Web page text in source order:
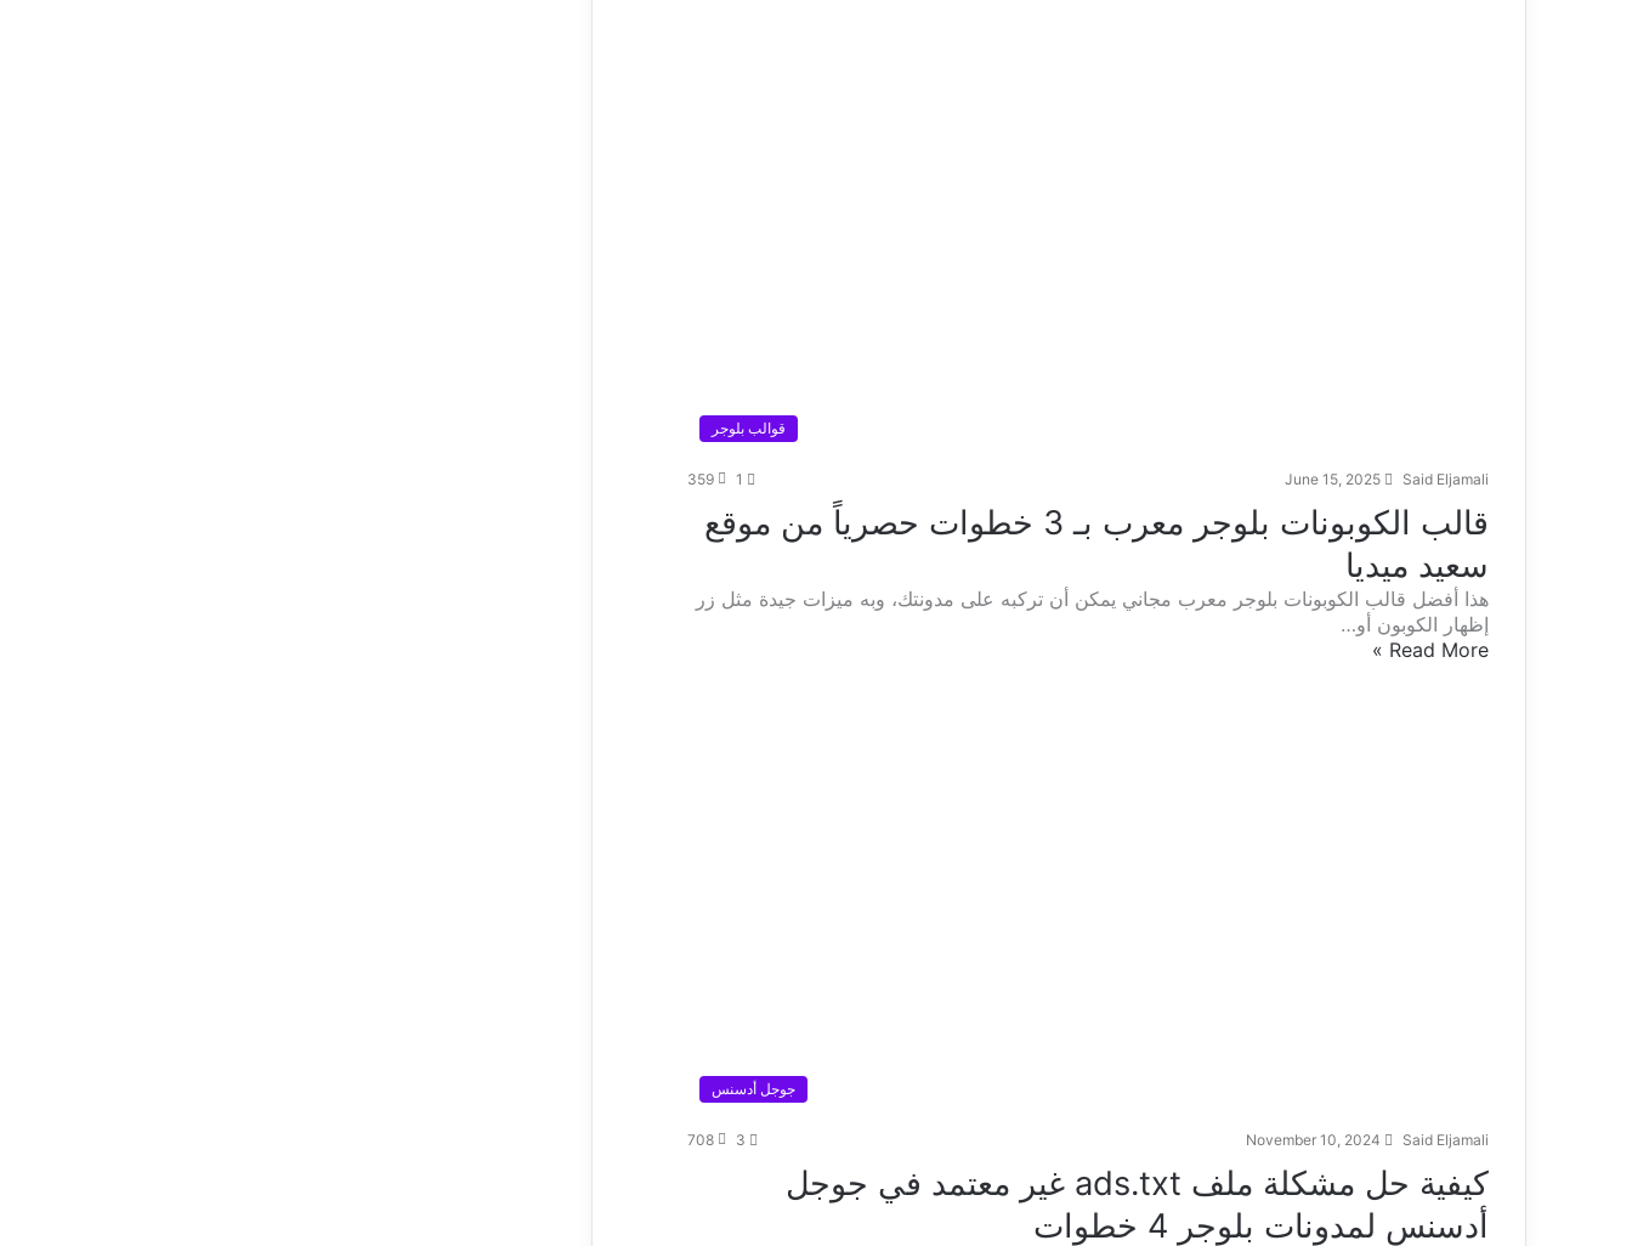
قوالب بلوجر
Said Eljamali
June 15, 2025
1
359
قالب الكوبونات بلوجر معرب بـ 3 خطوات حصرياً من موقع
سعيد ميديا
هذا أفضل قالب الكوبونات بلوجر معرب مجاني يمكن أن تركبه على مدونتك، وبه ميزات جيدة مثل زر
إظهار الكوبون أو…
Read More »
جوجل أدسنس
Said Eljamali
November 10, 2024
3
708
كيفية حل مشكلة ملف ads.txt غير معتمد في جوجل
أدسنس لمدونات بلوجر 4 خطوات